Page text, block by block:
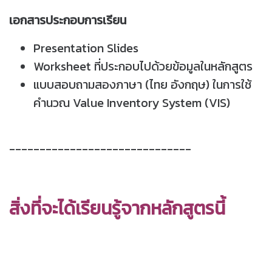
เอกสารประกอบการเรียน
Presentation Slides
Worksheet ที่ประกอบไปด้วยข้อมูลในหลักสูตร
แบบสอบถามสองภาษา (ไทย อังกฤษ) ในการใช้
คำนวณ Value Inventory System (VIS)
------------------------------
สิ่งที่จะได้เรียนรู้จากหลักสูตรนี้